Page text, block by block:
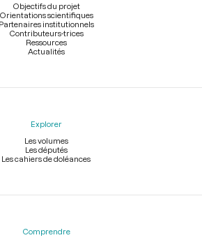
Objectifs du projet
Orientations scientifiques
Partenaires institutionnels
Contributeurs-trices
Ressources
Actualités
Explorer
Les volumes
Les députés
Les cahiers de doléances
Comprendre